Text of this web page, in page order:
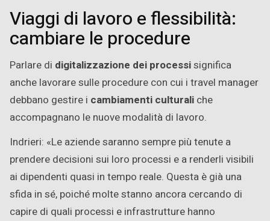
Viaggi di lavoro e flessibilità:
cambiare le procedure
Parlare di digitalizzazione dei processisignifica
anche lavorare sulle procedure con cui i travel manager
debbano gestire i cambiamenti culturali che
accompagnano le nuove modalità di lavoro.
Indrieri: «Le aziende saranno sempre più tenute a
prendere decisioni sui loro processi e a renderli visibili
ai dipendenti quasi in tempo reale. Questa è già una
sfida in sé, poiché molte stanno ancora cercando di
capire di quali processi e infrastrutture hanno